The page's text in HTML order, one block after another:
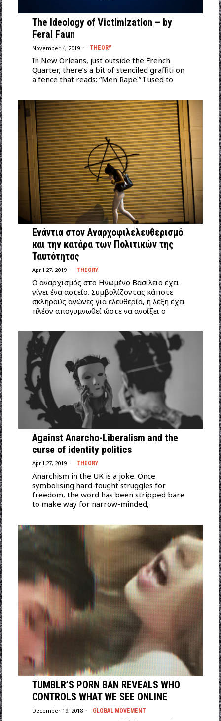
The Ideology of Victimization – by
Feral Faun
November 4, 2019 THEORY
In New Orleans, just outside the French
Quarter, there’s a bit of stenciled graffiti on
a fence that reads: “Men Rape.” I used to
Ενάντια στον Αναρχοφιλελευθερισμό
και την κατάρα των Πολιτικών της
Ταυτότητας
April 27, 2019 THEORY
Ο αναρχισμός στο Ηνωμένο Βασίλειο έχει
γίνει ένα αστείο. Συμβολίζοντας κάποτε
σκληρούς αγώνες για ελευθερία, η λέξη έχει
πλέον απογυμνωθεί ώστε να ανοίξει ο
Against Anarcho-Liberalism and the
curse of identity politics
April 27, 2019 THEORY
Anarchism in the UK is a joke. Once
symbolising hard-fought struggles for
freedom, the word has been stripped bare
to make way for narrow-minded,
TUMBLR’S PORN BAN REVEALS WHO
CONTROLS WHAT WE SEE ONLINE
December 19, 2018 GLOBAL MOVEMENT